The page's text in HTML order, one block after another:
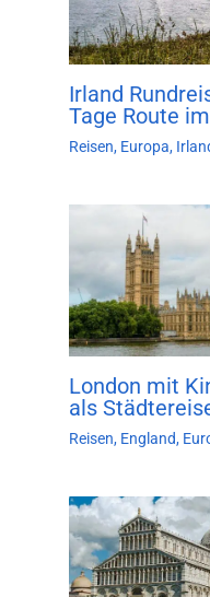
Irland
Tage Route
Reisen, Europa,
London mit
als
Reisen, England,